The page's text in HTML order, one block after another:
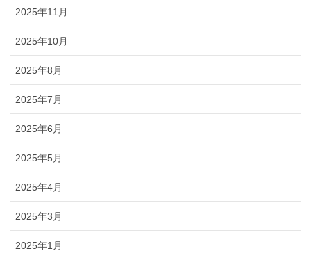
2025年11月
2025年10月
2025年8月
2025年7月
2025年6月
2025年5月
2025年4月
2025年3月
2025年1月